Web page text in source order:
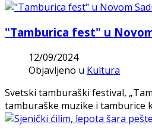
"Tamburica fest" u
12/09/2024
Objavljeno u Kultura
Svetski tamburaški festival,
tamburaške muzike i tamburice